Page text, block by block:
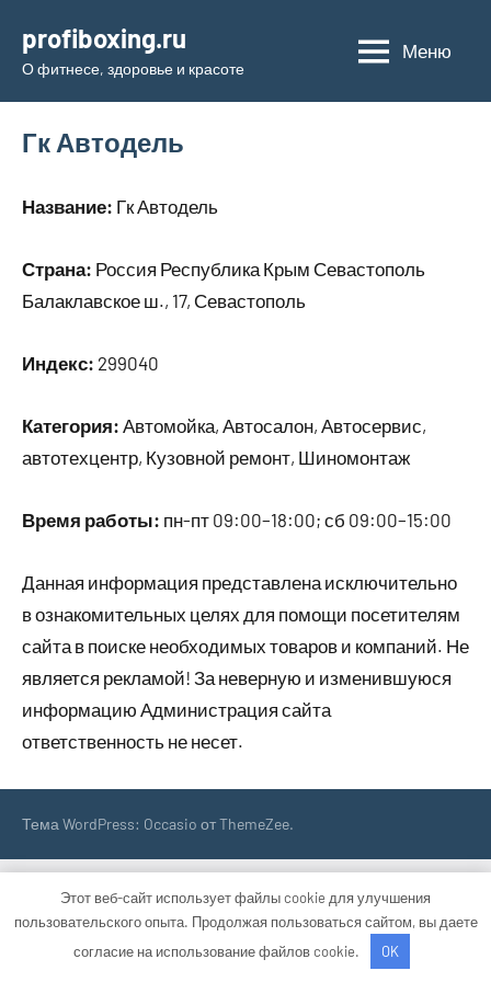
содержимому
profiboxing.ru
О фитнесе, здоровье и красоте
Меню
Гк Автодель
Название: Гк Автодель
Страна: Россия Республика Крым Севастополь
Балаклавское ш., 17, Севастополь
Индекс: 299040
Категория: Автомойка, Автосалон, Автосервис,
автотехцентр, Кузовной ремонт, Шиномонтаж
Время работы: пн-пт 09:00–18:00; сб 09:00–15:00
Данная информация представлена исключительно
в ознакомительных целях для помощи посетителям
сайта в поиске необходимых товаров и компаний. Не
является рекламой! За неверную и изменившуюся
информацию Администрация сайта
ответственность не несет.
Тема WordPress: Occasio от ThemeZee.
Этот веб-сайт использует файлы cookie для улучшения
пользовательского опыта. Продолжая пользоваться сайтом, вы даете
согласие на использование файлов cookie.
OK